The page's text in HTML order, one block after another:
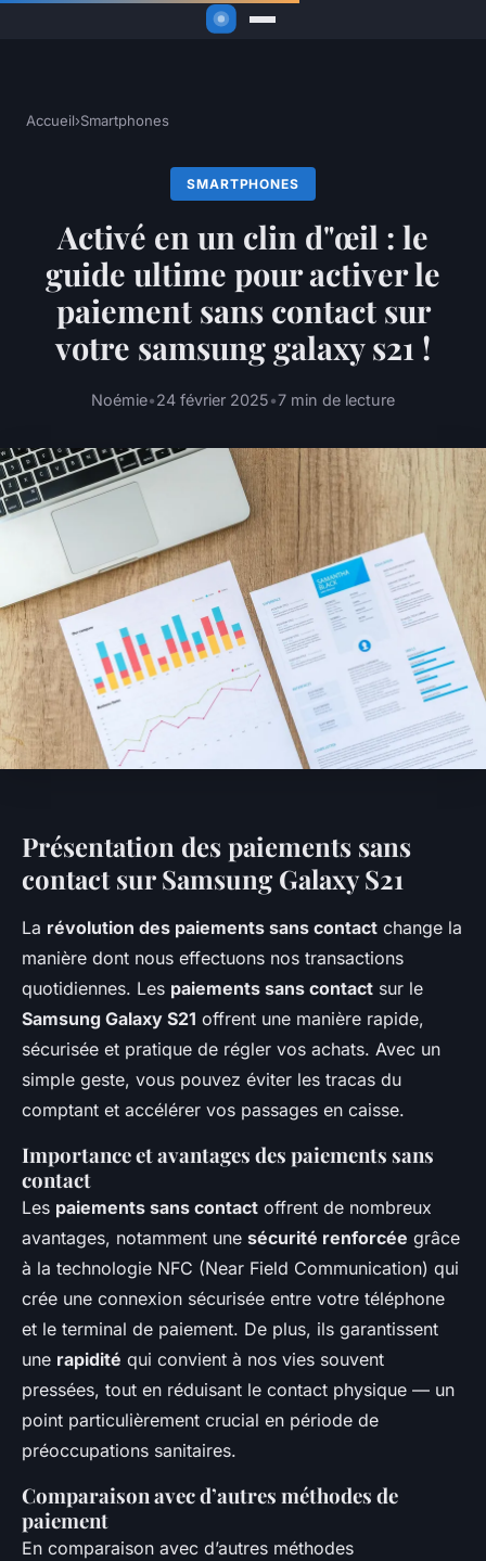
Accueil›Smartphones
SMARTPHONES
Activé en un clin d"œil : le
guide ultime pour activer le
paiement sans contact sur
votre samsung galaxy s21 !
Noémie•24 février 2025•7 min de lecture
Présentation des paiements sans
contact sur Samsung Galaxy S21
La révolution des paiements sans contact change la
manière dont nous effectuons nos transactions
quotidiennes. Les paiements sans contact sur le
Samsung Galaxy S21 offrent une manière rapide,
sécurisée et pratique de régler vos achats. Avec un
simple geste, vous pouvez éviter les tracas du
comptant et accélérer vos passages en caisse.
Importance et avantages des paiements sans
contact
Les paiements sans contact offrent de nombreux
avantages, notamment une sécurité renforcée grâce
à la technologie NFC (Near Field Communication) qui
crée une connexion sécurisée entre votre téléphone
et le terminal de paiement. De plus, ils garantissent
une rapidité qui convient à nos vies souvent
pressées, tout en réduisant le contact physique — un
point particulièrement crucial en période de
préoccupations sanitaires.
Comparaison avec d’autres méthodes de
paiement
En comparaison avec d’autres méthodes